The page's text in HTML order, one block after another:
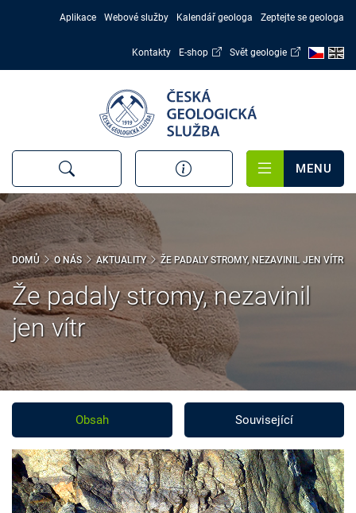
Aplikace Webové služby Kalendář geologa Zeptejte se geologa
Kontakty E-shop Svět geologie
MENU
DOMŮ O NÁS AKTUALITY ŽE PADALY STROMY, NEZAVINIL JEN VÍTR
Že padaly stromy, nezavinil
jen vítr
Obsah Související